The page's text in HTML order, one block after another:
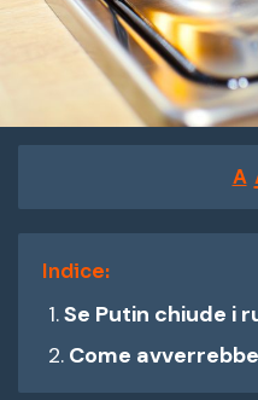
A
Indice:
Se Putin chiude i
Come